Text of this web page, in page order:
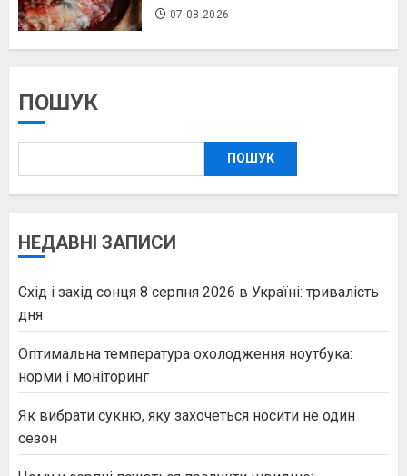
07.08.2026
ПОШУК
ПОШУК
НЕДАВНІ ЗАПИСИ
Схід і захід сонця 8 серпня 2026 в Україні: тривалість
дня
Оптимальна температура охолодження ноутбука:
норми і моніторинг
Як вибрати сукню, яку захочеться носити не один
сезон